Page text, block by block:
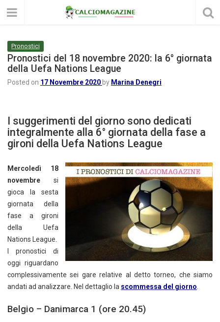
Pronostici
Pronostici del 18 novembre 2020: la 6° giornata
della Uefa Nations League
Posted on 17 Novembre 2020 by Marina Denegri
I suggerimenti del giorno sono dedicati
integralmente alla 6° giornata della fase a
gironi della Uefa Nations League
Mercoledì 18
novembre si
gioca la sesta
giornata della
fase a gironi
della Uefa
Nations League.
I pronostici di
oggi riguardano
complessivamente sei gare relative al detto torneo, che siamo
andati ad analizzare. Nel dettaglio la scommessa del giorno
Belgio – Danimarca 1 (ore 20.45)